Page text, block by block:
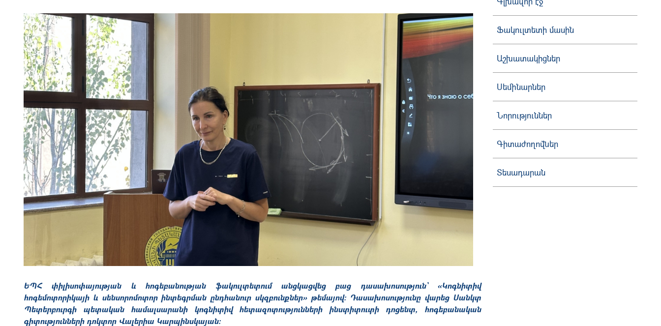
ԵՊՀ փիլիսոփայության և հոգեբանության ֆակուլտետում անցկացվեց բաց դասախոսություն՝ «Կոգնիտիվ
հոգեմոտորիկայի և սենսորոմոտոր ինտեգրման ընդհանուր սկզբունքներ» թեմայով։ Դասախոսությունը վարեց Սանկտ
Պետերբուրգի պետական համալսարանի կոգնիտիվ հետազոտությունների ինստիտուտի դոցենտ, հոգեբանական
գիտությունների դոկտոր Վալերիա Կարպինսկայան։
Ֆակուլտետի մասին
Աշխատակիցներ
Սեմինարներ
Նորություններ
Գիտաժողովներ
Տեսադարան